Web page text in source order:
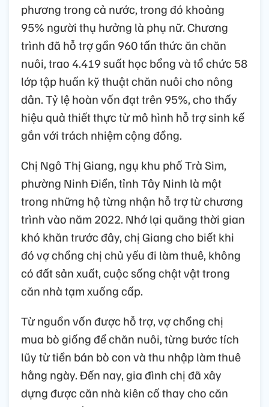
phương trong cả nước, trong đó khoảng
95% người thụ hưởng là phụ nữ. Chương
trình đã hỗ trợ gần 960 tấn thức ăn chăn
nuôi, trao 4.419 suất học bổng và tổ chức 58
lớp tập huấn kỹ thuật chăn nuôi cho nông
dân. Tỷ lệ hoàn vốn đạt trên 95%, cho thấy
hiệu quả thiết thực từ mô hình hỗ trợ sinh kế
gắn với trách nhiệm cộng đồng.
Chị Ngô Thị Giang, ngụ khu phố Trà Sim,
phường Ninh Điền, tỉnh Tây Ninh là một
trong những hộ từng nhận hỗ trợ từ chương
trình vào năm 2022. Nhớ lại quãng thời gian
khó khăn trước đây, chị Giang cho biết khi
đó vợ chồng chị chủ yếu đi làm thuê, không
có đất sản xuất, cuộc sống chật vật trong
căn nhà tạm xuống cấp.
Từ nguồn vốn được hỗ trợ, vợ chồng chị
mua bò giống để chăn nuôi, từng bước tích
lũy từ tiền bán bò con và thu nhập làm thuê
hằng ngày. Đến nay, gia đình chị đã xây
dựng được căn nhà kiên cố thay cho căn